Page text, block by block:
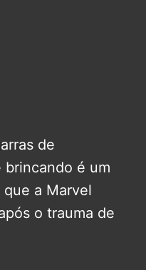
de
brincando é um
a Marvel
o trauma de